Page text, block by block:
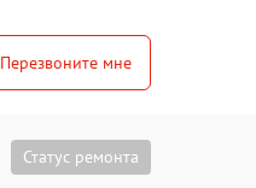
Перезвоните мне
Статус ремонта